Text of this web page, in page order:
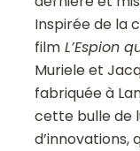
Inspirée de la
film L’Espion
Muriele et
fabriquée à
cette bulle de
d’innovations,